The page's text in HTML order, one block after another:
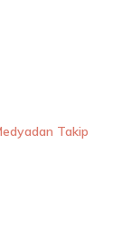
Takip